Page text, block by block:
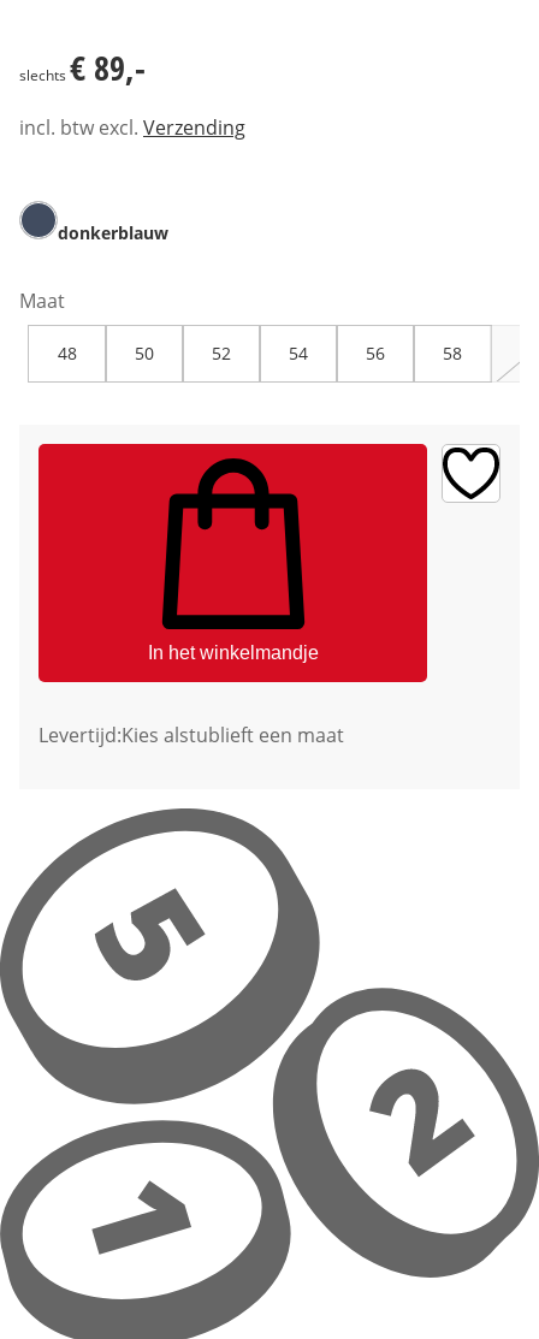
slechts € 89,-
incl. btw excl. Verzending
donkerblauw
Maat
48 50 52 54 56 58
In het winkelmandje
Levertijd:Kies alstublieft een maat